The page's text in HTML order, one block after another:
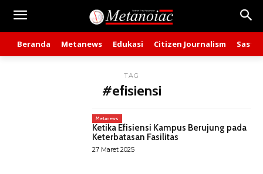
Beranda Metanews Edukasi Citizen Journalism Sastra
TAG
#efisiensi
Metanews
Ketika Efisiensi Kampus Berujung pada
Keterbatasan Fasilitas
27 Maret 2025